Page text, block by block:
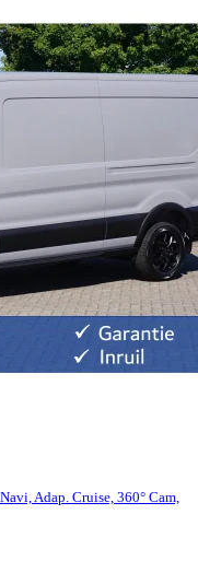
Adap. Cruise, 360° Cam,